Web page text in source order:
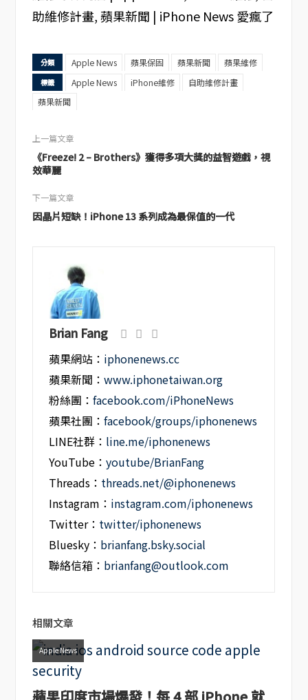
分類 Apple News 蘋果保固 蘋果新聞 蘋果維修
標籤 Apple News iPhone維修
自助維修計畫
蘋果新聞
上一篇文章
《Freeze! 2 – Brothers》獲得多項大獎的益智遊戲，視
效華麗
下一篇文章
因晶片短缺！iPhone 13 系列成為最保值的一代
Brian Fang
蘋果網站： iphonenews.cc
蘋果新聞：www.iphonetaiwan.org
粉絲團：facebook.com/iPhoneNews
蘋果社團：facebook/groups/iphonenews
LINE社群： line.me/iphonenews
YouTube：youtube/BrianFang
Threads： threads.net/@iphonenews
Instagram： instagram.com/iphonenews
Twitter： twitter/iphonenews
Bluesky： brianfang.bsky.social
聯絡信箱： brianfang@outlook.com
相關文章
Apple News